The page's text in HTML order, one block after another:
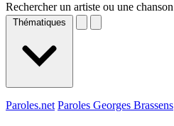
Rechercher un artiste ou une chanson
Thématiques
Paroles.net Paroles Georges Brassens